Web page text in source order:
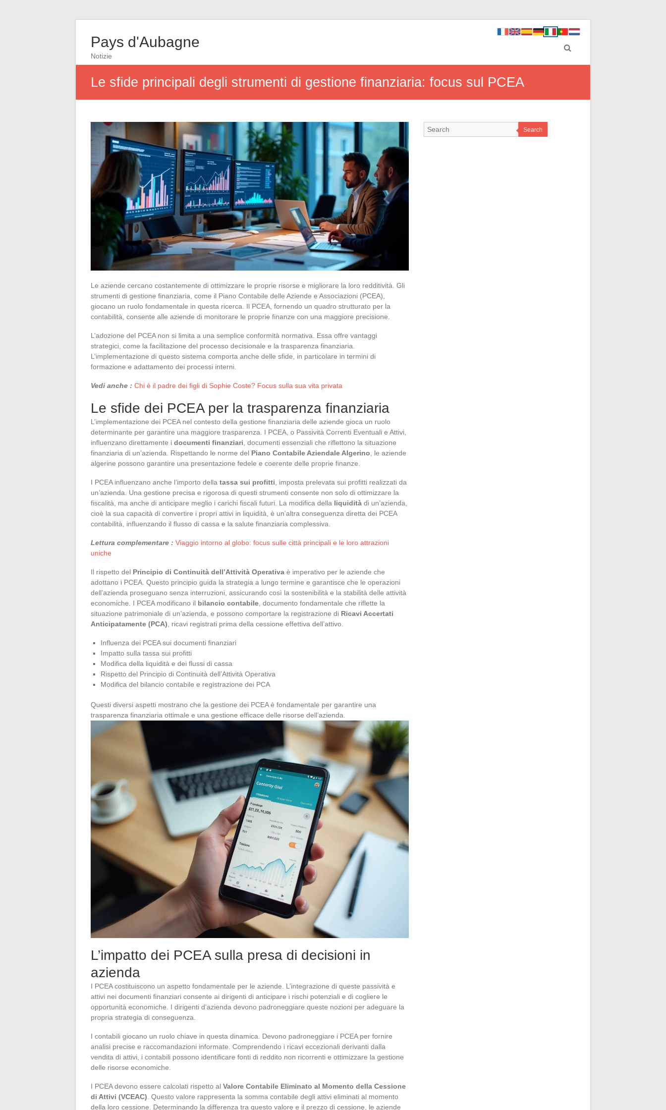
Pays d'Aubagne
Notizie
Le sfide principali degli strumenti di gestione finanziaria: focus sul PCEA
Le aziende cercano costantemente di ottimizzare le proprie risorse e migliorare la loro redditività. Gli
strumenti di gestione finanziaria, come il Piano Contabile delle Aziende e Associazioni (PCEA),
giocano un ruolo fondamentale in questa ricerca. Il PCEA, fornendo un quadro strutturato per la
contabilità, consente alle aziende di monitorare le proprie finanze con una maggiore precisione.
L’adozione del PCEA non si limita a una semplice conformità normativa. Essa offre vantaggi
strategici, come la facilitazione del processo decisionale e la trasparenza finanziaria.
L’implementazione di questo sistema comporta anche delle sfide, in particolare in termini di
formazione e adattamento dei processi interni.
Vedi anche : Chi è il padre dei figli di Sophie Coste? Focus sulla sua vita privata
Le sfide dei PCEA per la trasparenza finanziaria
L’implementazione dei PCEA nel contesto della gestione finanziaria delle aziende gioca un ruolo
determinante per garantire una maggiore trasparenza. I PCEA, o Passività Correnti Eventuali e Attivi,
influenzano direttamente i documenti finanziari , documenti essenziali che riflettono la situazione
finanziaria di un’azienda. Rispettando le norme del Piano Contabile Aziendale Algerino , le aziende
algerine possono garantire una presentazione fedele e coerente delle proprie finanze.
I PCEA influenzano anche l’importo della tassa sui profitti , imposta prelevata sui profitti realizzati da
un’azienda. Una gestione precisa e rigorosa di questi strumenti consente non solo di ottimizzare la
fiscalità, ma anche di anticipare meglio i carichi fiscali futuri. La modifica della liquidità di un’azienda,
cioè la sua capacità di convertire i propri attivi in liquidità, è un’altra conseguenza diretta dei PCEA
contabilità, influenzando il flusso di cassa e la salute finanziaria complessiva.
Lettura complementare : Viaggio intorno al globo: focus sulle città principali e le loro attrazioni
uniche
Il rispetto del Principio di Continuità dell’Attività Operativa è imperativo per le aziende che
adottano i PCEA. Questo principio guida la strategia a lungo termine e garantisce che le operazioni
dell’azienda proseguano senza interruzioni, assicurando così la sostenibilità e la stabilità delle attività
economiche. I PCEA modificano il bilancio contabile , documento fondamentale che riflette la
situazione patrimoniale di un’azienda, e possono comportare la registrazione di Ricavi Accertati
Anticipatamente (PCA) , ricavi registrati prima della cessione effettiva dell’attivo.
Influenza dei PCEA sui documenti finanziari
Impatto sulla tassa sui profitti
Modifica della liquidità e dei flussi di cassa
Rispetto del Principio di Continuità dell’Attività Operativa
Modifica del bilancio contabile e registrazione dei PCA
Questi diversi aspetti mostrano che la gestione dei PCEA è fondamentale per garantire una
trasparenza finanziaria ottimale e una gestione efficace delle risorse dell’azienda.
L’impatto dei PCEA sulla presa di decisioni in
azienda
I PCEA costituiscono un aspetto fondamentale per le aziende. L’integrazione di queste passività e
attivi nei documenti finanziari consente ai dirigenti di anticipare i rischi potenziali e di cogliere le
opportunità economiche. I dirigenti d’azienda devono padroneggiare queste nozioni per adeguare la
propria strategia di conseguenza.
I contabili giocano un ruolo chiave in questa dinamica. Devono padroneggiare i PCEA per fornire
analisi precise e raccomandazioni informate. Comprendendo i ricavi eccezionali derivanti dalla
vendita di attivi, i contabili possono identificare fonti di reddito non ricorrenti e ottimizzare la gestione
delle risorse economiche.
I PCEA devono essere calcolati rispetto al Valore Contabile Eliminato al Momento della Cessione
di Attivi (VCEAC) . Questo valore rappresenta la somma contabile degli attivi eliminati al momento
della loro cessione. Determinando la differenza tra questo valore e il prezzo di cessione, le aziende
Search